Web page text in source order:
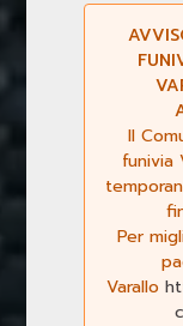
Il
funivia
Per
Varallo